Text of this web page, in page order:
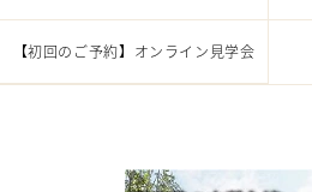
【初回のご予約】 オンライン見学会